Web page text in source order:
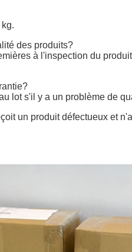
des produits?
à l'inspection du
lot s'il y a un problème de
un produit défectueux et